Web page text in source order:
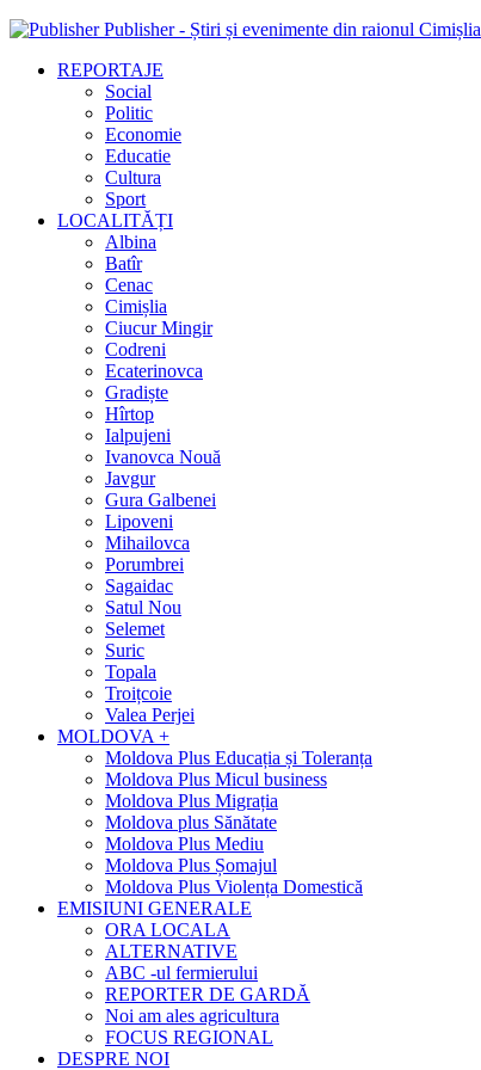
Publisher - Știri și evenimente din raionul Cimișlia
REPORTAJE
Social
Politic
Economie
Educatie
Cultura
Sport
LOCALITĂȚI
Albina
Batîr
Cenac
Cimișlia
Ciucur Mingir
Codreni
Ecaterinovca
Gradiște
Hîrtop
Ialpujeni
Ivanovca Nouă
Javgur
Gura Galbenei
Lipoveni
Mihailovca
Porumbrei
Sagaidac
Satul Nou
Selemet
Suric
Topala
Troițcoie
Valea Perjei
MOLDOVA +
Moldova Plus Educația și Toleranța
Moldova Plus Micul business
Moldova Plus Migrația
Moldova plus Sănătate
Moldova Plus Mediu
Moldova Plus Șomajul
Moldova Plus Violența Domestică
EMISIUNI GENERALE
ORA LOCALA
ALTERNATIVE
ABC -ul fermierului
REPORTER DE GARDĂ
Noi am ales agricultura
FOCUS REGIONAL
DESPRE NOI